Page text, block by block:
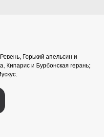
Горький апельсин и
Кипарис и Бурбонская герань;